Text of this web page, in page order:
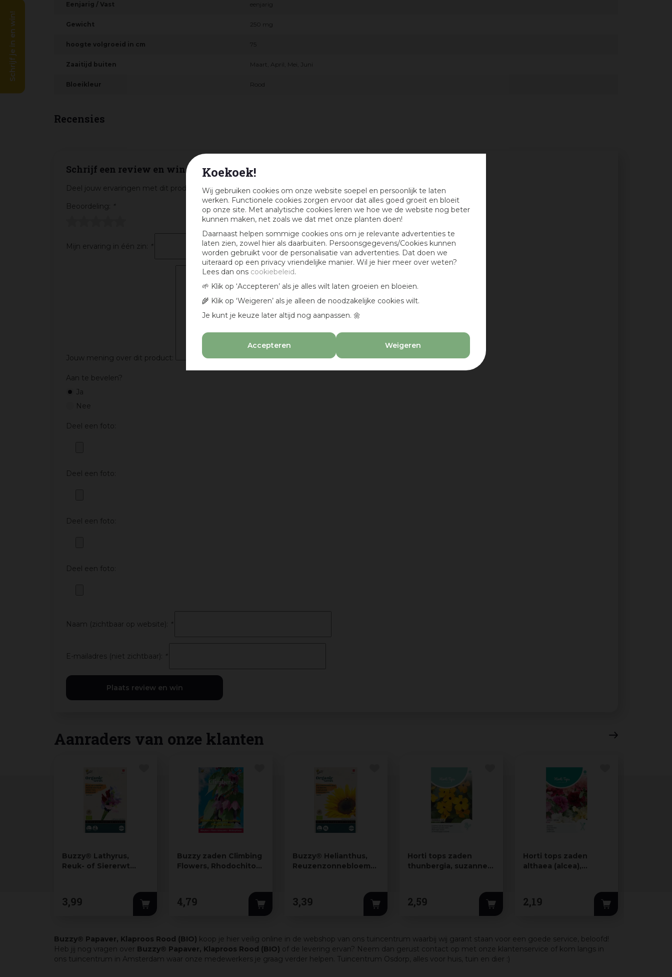
Koekoek!
Wij gebruiken cookies om onze website soepel en persoonlijk te laten
werken. Functionele cookies zorgen ervoor dat alles goed groeit en bloeit
op onze site. Met analytische cookies leren we hoe we de website nog beter
kunnen maken, net zoals we dat met onze planten doen!
Daarnaast helpen sommige cookies ons om je relevante advertenties te
laten zien, zowel hier als daarbuiten. Persoonsgegevens/Cookies kunnen
worden gebruikt voor de personalisatie van advertenties. Dat doen we
uiteraard op een privacy vriendelijke manier. Wil je hier meer over weten?
Lees dan ons cookiebeleid.
🌱 Klik op ‘Accepteren’ als je alles wilt laten groeien en bloeien.
🌾 Klik op ‘Weigeren’ als je alleen de noodzakelijke cookies wilt.
Je kunt je keuze later altijd nog aanpassen. 🌼
Accepteren Weigeren
Eenjarig / Vast eenjarig
Gewicht 250 mg
hoogte volgroeid in cm 75
Zaaitijd buiten Maart, April, Mei, Juni
Bloeikleur Rood
Recensies
Schrijf een review en win een cadeaubon :)
Deel jouw ervaringen met dit product en maak maandelijks kans op een cadeaubon t.w.v. € 25,-
Beoordeling:
*
Mijn ervaring in één zin: *
Jouw mening over dit product:
Aan te bevelen?
Ja
Nee
Deel een foto:
Deel een foto:
Deel een foto:
Deel een foto:
Naam (zichtbaar op website): *
E-mailadres (niet zichtbaar): *
Aanraders van onze klanten
Buzzy® Lathyrus,
Reuk- of Siererwt
3,99
Buzzy zaden Climbing
Flowers, Rhodochiton,
4,79
Buzzy® Helianthus,
Reuzenzonnebloem
3,39
Horti tops zaden
thunbergia, suzanne-
2,59
Horti tops zaden
althaea (alcea),
2,19
Buzzy® Papaver, Klaproos Rood (BIO) koop je hier veilig online in de webshop van ons tuincentrum waarbij wij garant staan voor een goede service, beloofd!
Heb jij nog vragen over Buzzy® Papaver, Klaproos Rood (BIO) of de levering ervan? Neem dan gerust contact op met onze klantenservice of kom langs in
ons tuincentrum in Amsterdam waar onze medewerkers je graag verder helpen. Tuincentrum Osdorp, alles voor huis, tuin en dier :)
Schrijf je in en win!